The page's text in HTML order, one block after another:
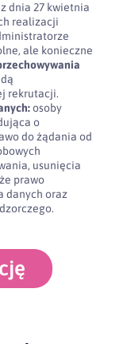
dnia 27 kwietnia
realizacji
ale konieczne
rekrutacji.
osoby
o
do żądania od
usunięcia
prawo
danych oraz